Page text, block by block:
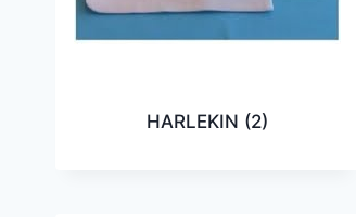
HARLEKIN (2)